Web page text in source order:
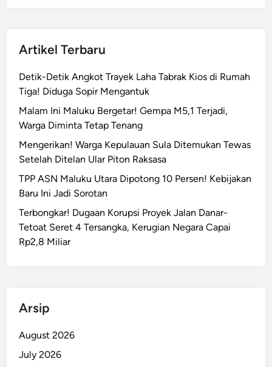
Artikel Terbaru
Detik-Detik Angkot Trayek Laha Tabrak Kios di Rumah
Tiga! Diduga Sopir Mengantuk
Malam Ini Maluku Bergetar! Gempa M5,1 Terjadi,
Warga Diminta Tetap Tenang
Mengerikan! Warga Kepulauan Sula Ditemukan Tewas
Setelah Ditelan Ular Piton Raksasa
TPP ASN Maluku Utara Dipotong 10 Persen! Kebijakan
Baru Ini Jadi Sorotan
Terbongkar! Dugaan Korupsi Proyek Jalan Danar-
Tetoat Seret 4 Tersangka, Kerugian Negara Capai
Rp2,8 Miliar
Arsip
August 2026
July 2026